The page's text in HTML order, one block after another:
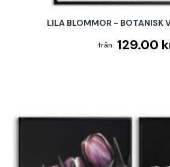
LILA BLOMMOR - BOTANISK
129.00